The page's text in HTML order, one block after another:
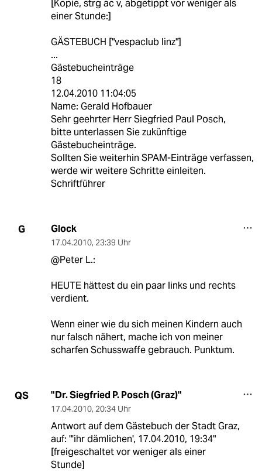
[Kopie, strg ac v, abgetippt vor weniger als
einer Stunde:]
GÄSTEBUCH ["vespaclub linz"]
...
Gästebucheinträge
18
12.04.2010 11:04:05
Name: Gerald Hofbauer
Sehr geehrter Herr Siegfried Paul Posch,
bitte unterlassen Sie zukünftige
Gästebucheinträge.
Sollten Sie weiterhin SPAM-Einträge verfassen,
werde wir weitere Schritte einleiten.
Schriftführer
G Glock
17.04.2010, 23:39 Uhr
@Peter L.:
HEUTE hättest du ein paar links und rechts
verdient.
Wenn einer wie du sich meinen Kindern auch
nur falsch nähert, mache ich von meiner
scharfen Schusswaffe gebrauch. Punktum.
QS "Dr. Siegfried P. Posch (Graz)"
17.04.2010, 20:34 Uhr
Antwort auf dem Gästebuch der Stadt Graz,
auf: "'ihr dämlichen', 17.04.2010, 19:34"
[freigeschaltet vor weniger als einer
Stunde]